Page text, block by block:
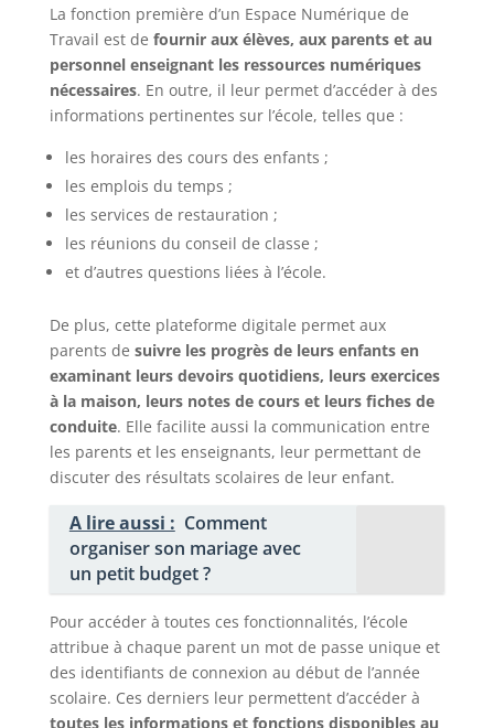
La fonction première d’un Espace Numérique de
Travail est de fournir aux élèves, aux parents et au
personnel enseignant les ressources numériques
nécessaires. En outre, il leur permet d’accéder à des
informations pertinentes sur l’école, telles que :
les horaires des cours des enfants ;
les emplois du temps ;
les services de restauration ;
les réunions du conseil de classe ;
et d’autres questions liées à l’école.
De plus, cette plateforme digitale permet aux
parents de suivre les progrès de leurs enfants en
examinant leurs devoirs quotidiens, leurs exercices
à la maison, leurs notes de cours et leurs fiches de
conduite. Elle facilite aussi la communication entre
les parents et les enseignants, leur permettant de
discuter des résultats scolaires de leur enfant.
A lire aussi : Comment
organiser son mariage avec
un petit budget ?
Pour accéder à toutes ces fonctionnalités, l’école
attribue à chaque parent un mot de passe unique et
des identifiants de connexion au début de l’année
scolaire. Ces derniers leur permettent d’accéder à
toutes les informations et fonctions disponibles au